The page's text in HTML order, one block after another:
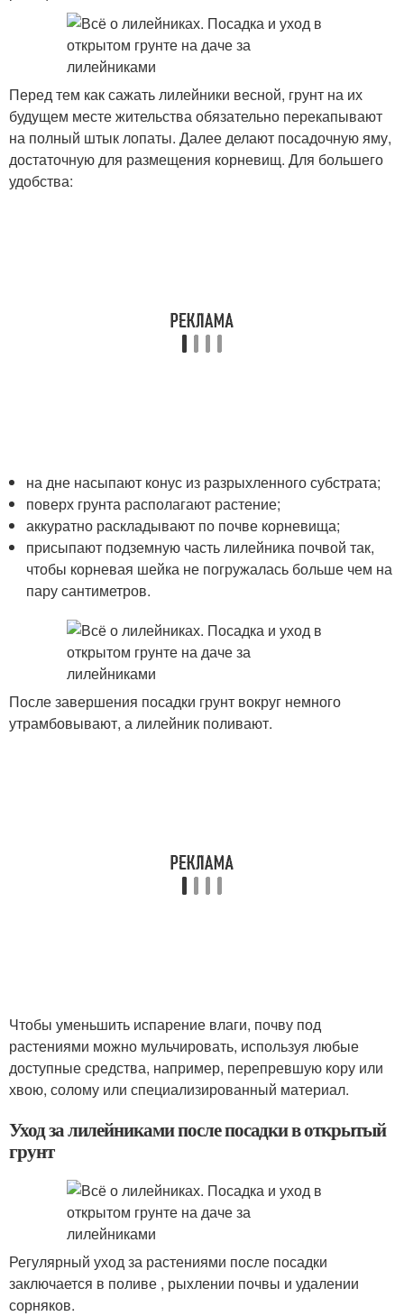
Перед тем как сажать лилейники весной, грунт на их
будущем месте жительства обязательно перекапывают
на полный штык лопаты. Далее делают посадочную яму,
достаточную для размещения корневищ. Для большего
удобства:
на дне насыпают конус из разрыхленного субстрата;
поверх грунта располагают растение;
аккуратно раскладывают по почве корневища;
присыпают подземную часть лилейника почвой так,
чтобы корневая шейка не погружалась больше чем на
пару сантиметров.
После завершения посадки грунт вокруг немного
утрамбовывают, а лилейник поливают.
Чтобы уменьшить испарение влаги, почву под
растениями можно мульчировать, используя любые
доступные средства, например, перепревшую кору или
хвою, солому или специализированный материал.
Уход за лилейниками после посадки в открытый
грунт
Регулярный уход за растениями после посадки
заключается в поливе , рыхлении почвы и удалении
сорняков.